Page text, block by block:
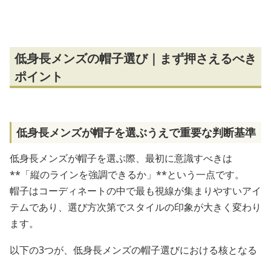
低身長メンズの帽子選び｜まず押さえるべき
ポイント
低身長メンズが帽子を選ぶうえで重要な判断基準
低身長メンズが帽子を選ぶ際、最初に意識すべきは
**「縦のラインを強調できるか」**という一点です。
帽子はコーディネートの中で最も視線が集まりやすいアイ
テムであり、選び方次第でスタイルの印象が大きく変わり
ます。
以下の3つが、低身長メンズの帽子選びにおける核となる